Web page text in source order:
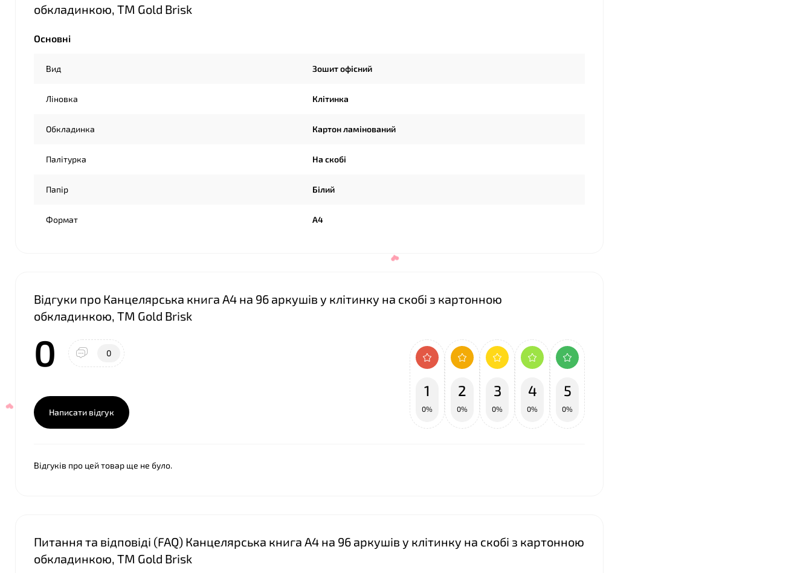
обкладинкою, ТМ Gold Brisk
Основні
Вид Зошит офісний
Ліновка Клітинка
Обкладинка Картон ламінований
Палітурка На скобі
Папір Білий
Формат А4
Відгуки про Канцелярська книга А4 на 96 аркушів у клітинку на скобі з картонною
обкладинкою, ТМ Gold Brisk
0 0
Написати відгук
1
0%
2
0%
3
0%
4
0%
5
0%
Відгуків про цей товар ще не було.
Питання та відповіді (FAQ) Канцелярська книга А4 на 96 аркушів у клітинку на скобі з картонною
обкладинкою, ТМ Gold Brisk